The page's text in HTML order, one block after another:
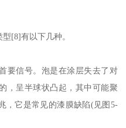
[8]有以下几种。
要信号。泡是在涂层失去了对
，呈半球状凸起，其中可能聚
，它是常见的漆膜缺陷(见图5-